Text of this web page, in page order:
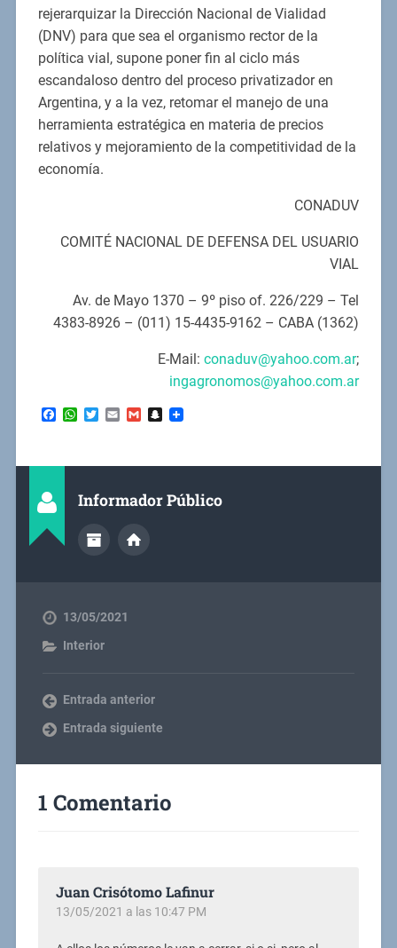
rejerarquizar la Dirección Nacional de Vialidad
(DNV) para que sea el organismo rector de la
política vial, supone poner fin al ciclo más
escandaloso dentro del proceso privatizador en
Argentina, y a la vez, retomar el manejo de una
herramienta estratégica en materia de precios
relativos y mejoramiento de la competitividad de la
economía.
CONADUV
COMITÉ NACIONAL DE DEFENSA DEL USUARIO
VIAL
Av. de Mayo 1370 – 9º piso of. 226/229 – Tel
4383-8926 – (011) 15-4435-9162 – CABA (1362)
E-Mail:conaduv@yahoo.com.ar;
ingagronomos@yahoo.com.ar
Facebook
WhatsApp
Twitter
EmailGmailSnapchat
Informador Público
13/05/2021
Interior
Entrada anterior
Entrada siguiente
1 Comentario
Juan Crisótomo Lafinur
13/05/2021 a las 10:47 PM